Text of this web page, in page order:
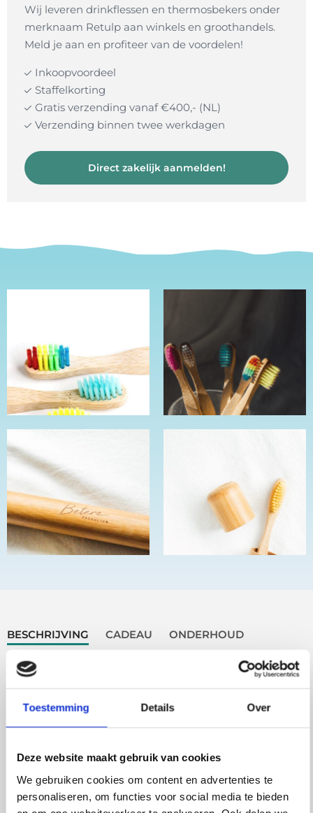
Toestemming Details Over
Deze website maakt gebruik van cookies
We gebruiken cookies om content en advertenties te
personaliseren, om functies voor social media te bieden
Wij leveren drinkflessen en thermosbekers onder
merknaam Retulp aan winkels en groothandels.
Meld je aan en profiteer van de voordelen!
Inkoopvoordeel
Staffelkorting
Gratis verzending vanaf €400,- (NL)
Verzending binnen twee werkdagen
Direct zakelijk aanmelden!
BESCHRIJVING CADEAU ONDERHOUD
LEVERING
Beschrijving
met deze bamboe kindertandenborstelset inclusief
koker. De set bestaat uit 4 kindertandenborstels met
een handvat van biologisch afbreekbaar bamboe en